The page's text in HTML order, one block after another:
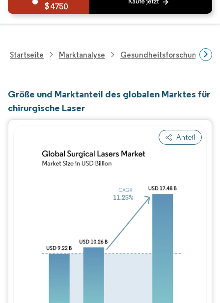
4750
Startseite Marktanalyse Gesundheitsforschung
Größe und Marktanteil des globalen Marktes für
chirurgische Laser
Anteil
Bild © Mordor Intelligence.